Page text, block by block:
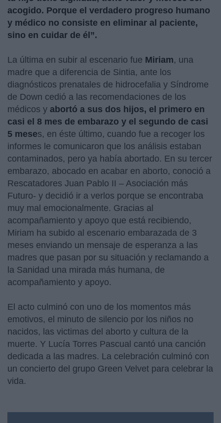
acogido. Porque el verdadero progreso humano
y médico no consiste en eliminar al paciente,
sino en cuidar de él”.
La última en subir al escenario fue Miriam, una
madre que a diferencia de Sintia, ante los
diagnósticos prenatales de hidrocefalia y Síndrome
de Down cedió a las recomendaciones de los
médicos y abortó a sus dos hijos, el primero en
casi el 8 mes de embarazo y el segundo de casi
5 meses, en éste último, cuando fue a recoger los
informes le comunicaron que los análisis estaban
contaminados, pero ya había abortado. En su tercer
embarazo, abocado en acabar en aborto, conoció a
Rescatadores Juan Pablo II – Asociación más
Futuro- y decidió ir a verlos porque se encontraba
muy mal emocionalmente. Gracias al
acompañamiento y apoyo que está recibiendo,
Miriam ha subido al escenario embarazada de 3
meses enviando un mensaje de esperanza a las
madres que pasan por su situación y reclamando a
la Sanidad una mirada más humana, de
acompañamiento y apoyo.
El acto culminó con uno de los momentos más
emotivos, el minuto de silencio por los niños no
nacidos, las victimas del aborto y cultura de la
muerte. Y Lucía Torres Pascual cantó una canción
dedicada a las madres. La celebración culminó con
un concierto del grupo Green Velvet para celebrar la
vida.